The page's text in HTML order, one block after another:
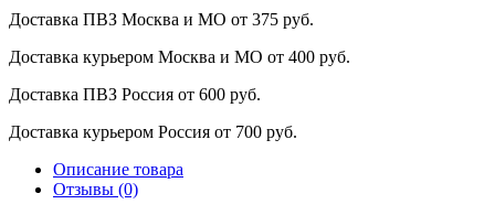
Доставка ПВЗ Москва и МО от 375 руб.
Доставка курьером Москва и МО от 400 руб.
Доставка ПВЗ Россия от 600 руб.
Доставка курьером Россия от 700 руб.
Описание товара
Отзывы (0)